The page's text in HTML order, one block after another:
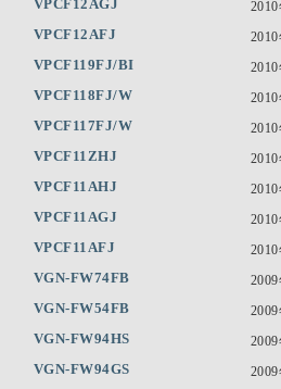
VPCF12AGJ
VPCF12AFJ
VPCF119FJ/BI
VPCF118FJ/W
VPCF117FJ/W
VPCF11ZHJ
VPCF11AHJ
VPCF11AGJ
VPCF11AFJ
VGN-FW74FB
VGN-FW54FB
VGN-FW94HS
VGN-FW94GS